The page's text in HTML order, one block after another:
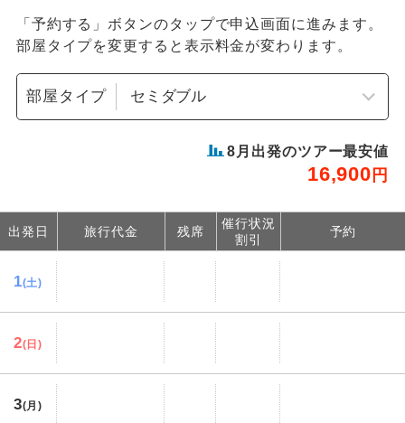
「予約する」ボタンのタップで申込画面に進みます。
部屋タイプを変更すると表示料金が変わります。
部屋タイプ
8 月出発のツアー最安値
16,900 円
出発日 旅行代金 残席
催行状況
割引
予約
1(土)
2(日)
3(月)